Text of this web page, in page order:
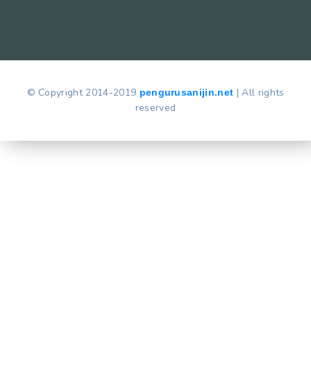
© Copyright 2014-2019 pengurusanijin.net | All rights
reserved